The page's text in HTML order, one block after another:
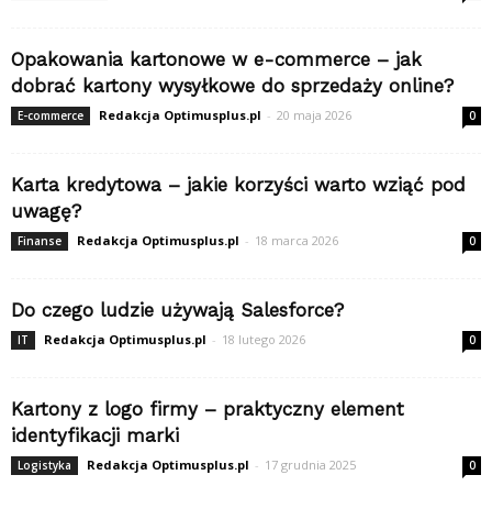
Opakowania kartonowe w e-commerce – jak
dobrać kartony wysyłkowe do sprzedaży online?
E-commerce Redakcja Optimusplus.pl - 20 maja 2026 0
Karta kredytowa – jakie korzyści warto wziąć pod
uwagę?
Finanse Redakcja Optimusplus.pl - 18 marca 2026 0
Do czego ludzie używają Salesforce?
IT Redakcja Optimusplus.pl - 18 lutego 2026 0
Kartony z logo firmy – praktyczny element
identyfikacji marki
Logistyka Redakcja Optimusplus.pl - 17 grudnia 2025 0